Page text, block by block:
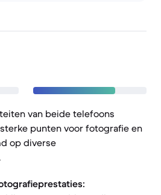
van beide telefoons
punten voor fotografie en
op diverse